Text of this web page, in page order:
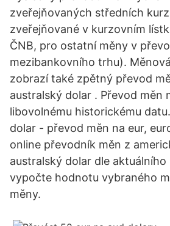
zveřejňovaných středních
zveřejňované v kurzovním
ČNB, pro ostatní měny v
mezibankovního trhu).
zobrazí také zpětný převod
australský dolar . Převod měn
libovolnému historickému
dolar - převod měn na eur,
online převodník měn z
australský dolar dle
vypočte hodnotu vybraného
měny.